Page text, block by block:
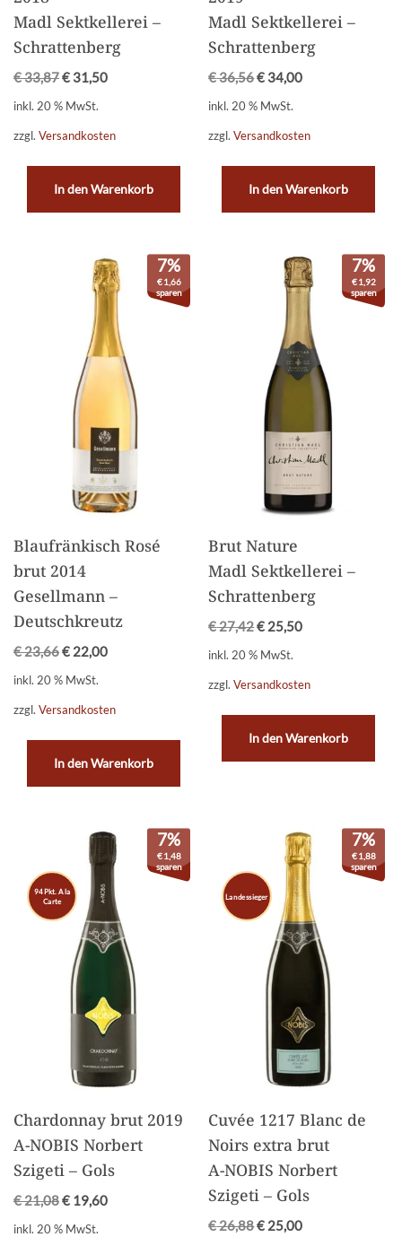
Madl Sektkellerei –
Schrattenberg
€33,87€ 31,50
inkl. 20 % MwSt.
zzgl. Versandkosten
In den Warenkorb
Madl Sektkellerei –
Schrattenberg
€36,56€ 34,00
inkl. 20 % MwSt.
zzgl.Versandkosten
In den Warenkorb
7%
€1,66
sparen
Blaufränkisch Rosé
brut 2014
Gesellmann –
Deutschkreutz
€23,66€ 22,00
inkl. 20 % MwSt.
zzgl. Versandkosten
In den Warenkorb
7%
€1,92
sparen
Brut Nature
Madl Sektkellerei –
Schrattenberg
€27,42€ 25,50
inkl. 20 % MwSt.
zzgl.Versandkosten
In den Warenkorb
94 Pkt. A la
Carte
7%
€1,48
sparen
Chardonnay brut 2019
A-NOBIS Norbert
Szigeti – Gols
€21,08€ 19,60
inkl. 20 % MwSt.
Landessieger
7%
€1,88
sparen
Cuvée 1217 Blanc de
Noirs extra brut
A-NOBIS Norbert
Szigeti – Gols
€26,88€ 25,00